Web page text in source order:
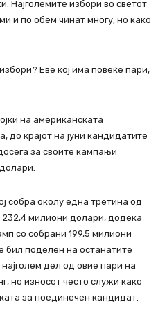
Најголемите избори во светот
и по обем чинат многу, но како
Еве кој има повеќе пари,
на американската
до крајот на јуни кандидатите
за своите кампањи
собра околу една третина од
232,4 милиони долари, додека
со собрани 199,5 милиони
бил поделен на останатите
дел од овие пари на
но износот често служи како
за поединечен кандидат.